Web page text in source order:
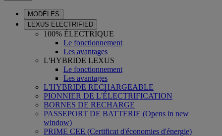
MODÈLES
LEXUS ELECTRIFIED
100% ÉLECTRIQUE
Le fonctionnement
Les avantages
L'HYBRIDE LEXUS
Le fonctionnement
Les avantages
L'HYBRIDE RECHARGEABLE
PIONNIER DE L'ÉLECTRIFICATION
BORNES DE RECHARGE
PASSEPORT DE BATTERIE (Opens in new
window)
PRIME CEE (Certificat d'économies d'énergie)